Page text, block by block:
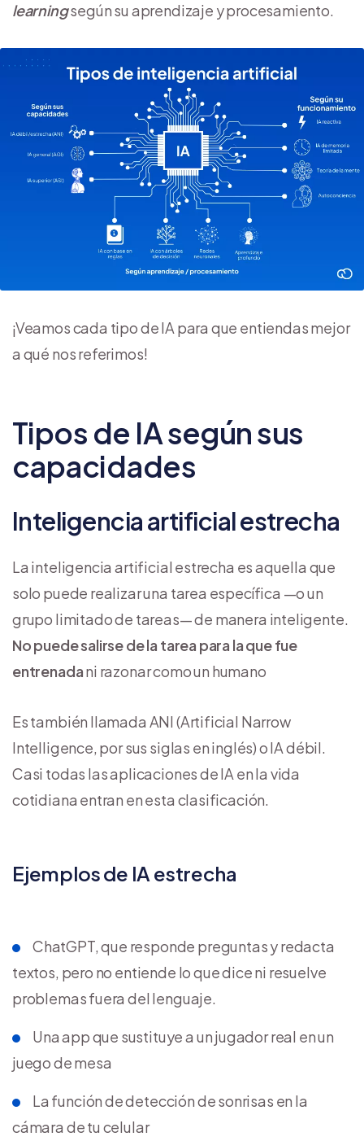
learningsegún su aprendizaje y procesamiento.
¡Veamos cada tipo de IA para que entiendas mejor
a qué nos referimos!
Tipos de IA según sus
capacidades
Inteligencia artificial estrecha
La inteligencia artificial estrecha es aquella que
solo puede realizar una tarea específica —o un
grupo limitado de tareas— de manera inteligente.
No puede salirse de la tarea para la que fue
entrenadani razonar como un humano
Es también llamada ANI (Artificial Narrow
Intelligence, por sus siglas en inglés) o IA débil.
Casi todas las aplicaciones de IA en la vida
cotidiana entran en esta clasificación.
Ejemplos de IA estrecha
ChatGPT, que responde preguntas y redacta
textos, pero no entiende lo que dice ni resuelve
problemas fuera del lenguaje.
Una app que sustituye a un jugador real en un
juego de mesa
La función de detección de sonrisas en la
cámara de tu celular